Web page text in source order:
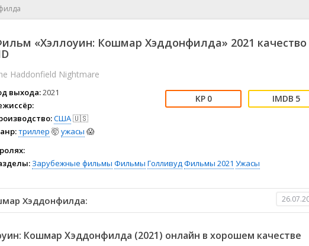
🕺 Мюзикл
👨‍💼 Новости
🎒 Приключения
🎤 Ток-шоу
🧙‍♀️ Фантастика
🤠 Фильм-нуар
🧝‍♂️ Фэнтези
🏅 Церемония
«Хэллоуин: Кошмар Хэддонфилда» 2021 качество
Haddonfield Nightmare
выхода:2021
США🇺🇸
триллер 🤯ужасы 😱
0 5
Зарубежные фильмы Фильмы ГолливудФильмы 2021 Ужасы
Хэддонфилда:
Кошмар Хэддонфилда (2021) онлайн в хорошем качестве